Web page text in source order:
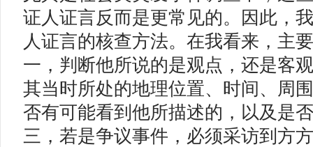
证人证言反而是更常见的。因此，
人证言的核查方法。在我看来，主
一，判断他所说的是观点，还是客
其当时所处的地理位置、时间、周
否有可能看到他所描述的，以及是
三，若是争议事件，必须采访到方